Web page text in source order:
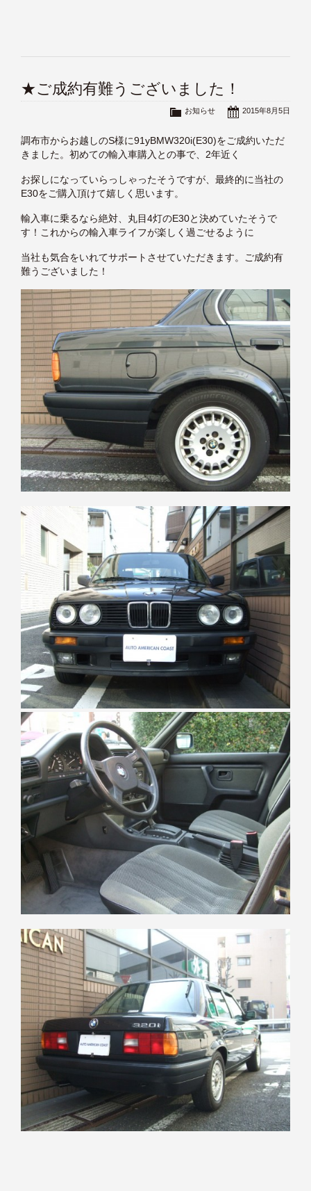
★ご成約有難うございました！
2015年8月5日
お知らせ
調布市からお越しのS様に91yBMW320i(E30)をご成約いただ
きました。初めての輸入車購入との事で、2年近く
お探しになっていらっしゃったそうですが、最終的に当社の
E30をご購入頂けて嬉しく思います。
輸入車に乗るなら絶対、丸目4灯のE30と決めていたそうで
す！これからの輸入車ライフが楽しく過ごせるように
当社も気合をいれてサポートさせていただきます。ご成約有
難うございました！